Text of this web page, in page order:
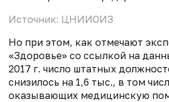
Источник: ЦНИИОИЗ
Но при этом, как отмечают
«Здоровье» со ссылкой на
2017 г. число штатных
снизилось на 1,6 тыс., в том
оказывающих медицинскую